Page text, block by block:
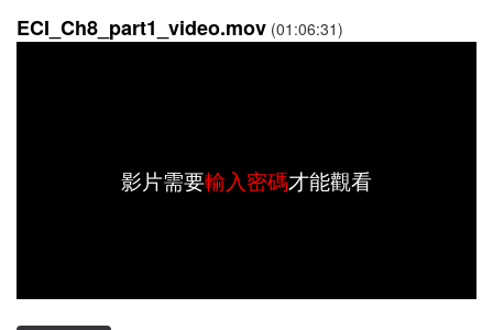
ECI_Ch8_part1_video.mov (01:06:31)
影片需要輸入密碼才能觀看